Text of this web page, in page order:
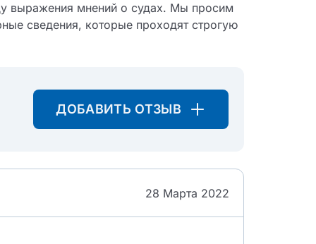
выражения мнений о судах. Мы просим
сведения, которые проходят строгую
ДОБАВИТЬ ОТЗЫВ
28 Марта 2022